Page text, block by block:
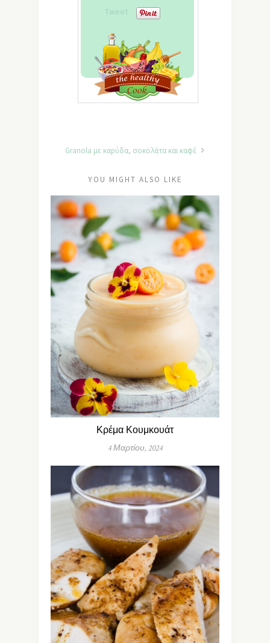
Tweet
Granola με καρύδα, σοκολάτα και καφέ
YOU MIGHT ALSO LIKE
Κρέμα Κουμκουάτ
4 Μαρτίου, 2024